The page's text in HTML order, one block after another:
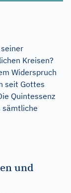
Kreisen?
Widerspruch
seit Gottes
Quintessenz
sämtliche
und